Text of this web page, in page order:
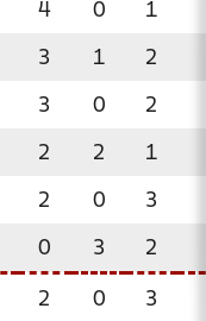
4 0 1
3 1 2
3 0 2
2 2 1
2 0 3
0 3 2
2 0 3